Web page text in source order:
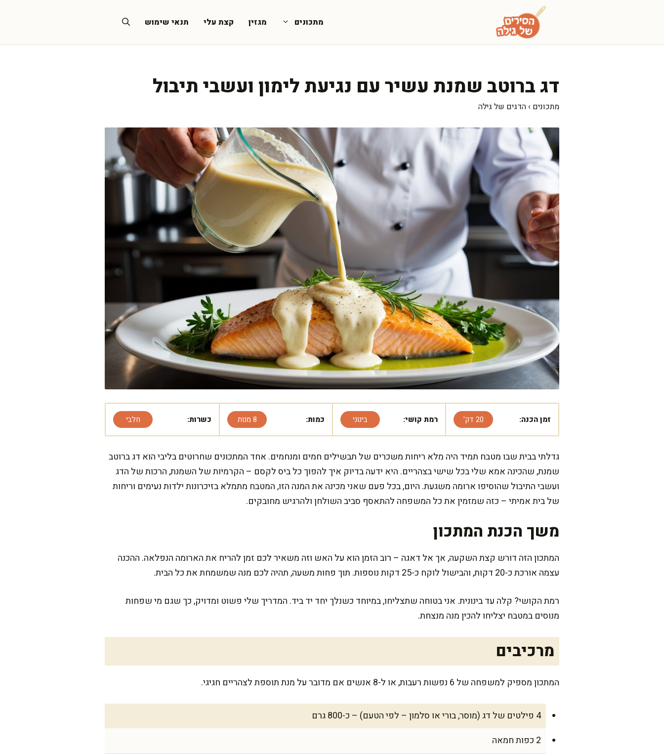
מתכונים מגזין קצת עלי תנאי שימוש
דג ברוטב שמנת עשיר עם נגיעת לימון ועשבי תיבול
מתכונים › הדגים של גילה
זמן הכנה: 20 דק' רמת קושי: בינוני כמות: 8 מנות כשרות: חלבי
גדלתי בבית שבו מטבח תמיד היה מלא ריחות משכרים של תבשילים חמים ומנחמים. אחד המתכונים שחרוטים בליבי הוא דג ברוטב
שמנת, שהכינה אמא שלי בכל שישי בצהריים. היא ידעה בדיוק איך להפוך כל ביס לקסם – הקרמיות של השמנת, הרכות של הדג
ועשבי התיבול שהוסיפו ארומה משגעת. היום, בכל פעם שאני מכינה את המנה הזו, המטבח מתמלא בזיכרונות ילדות נעימים וריחות
של בית אמיתי – כזה שמזמין את כל המשפחה להתאסף סביב השולחן ולהרגיש מחובקים.
משך הכנת המתכון
המתכון הזה דורש קצת השקעה, אך אל דאגה – רוב הזמן הוא על האש וזה משאיר לכם זמן להריח את הארומה הנפלאה. ההכנה
עצמה אורכת כ-20 דקות, והבישול לוקח כ-25 דקות נוספות. תוך פחות משעה, תהיה לכם מנה שמשמחת את כל הבית.
רמת הקושי? קלה עד בינונית. אני בטוחה שתצליחו, במיוחד כשנלך יחד יד ביד. המדריך שלי פשוט ומדויק, כך שגם מי שפחות
מנוסים במטבח יצליחו להכין מנה מנצחת.
מרכיבים
המתכון מספיק למשפחה של 6 נפשות רעבות, או ל-8 אנשים אם מדובר על מנת תוספת לצהריים חגיגי.
4 פילטים של דג (מוסר, בורי או סלמון – לפי הטעם) – כ-800 גרם
2 כפות חמאה